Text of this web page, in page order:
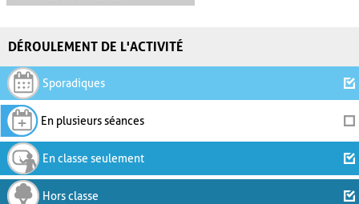
DÉROULEMENT DE L'ACTIVITÉ
Sporadiques
En plusieurs séances
En classe seulement
Hors classe